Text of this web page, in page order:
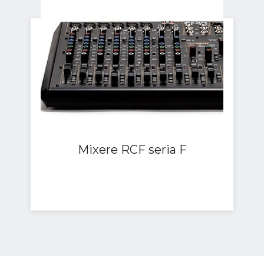
Mixere RCF seria F